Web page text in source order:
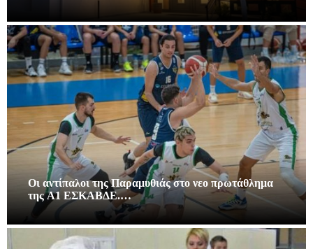
Οι αντίπαλοι της Παραμυθιάς στο νεο πρωτάθλημα
της A1 ΕΣΚΑΒΔΕ.…